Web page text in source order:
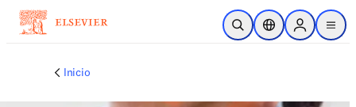
Saltar al contenido principal
Abrir búsqueda
Selector deSign in to
menu
Inicio